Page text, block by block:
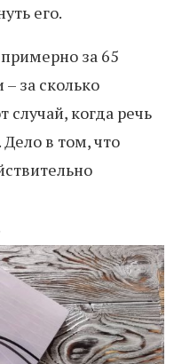
его.
за 65
за сколько
случай, когда речь
в том, что